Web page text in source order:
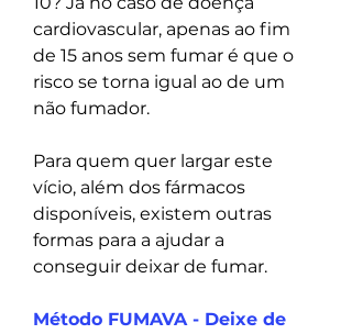
cardiovascular, apenas ao fim
de 15 anos sem fumar é que o
risco se torna igual ao de um
não fumador.
Para quem quer largar este
vício, além dos fármacos
disponíveis, existem outras
formas para a ajudar a
conseguir deixar de fumar.
Método FUMAVA - Deixe de